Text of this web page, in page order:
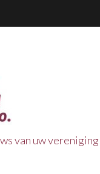
van uw vereniging